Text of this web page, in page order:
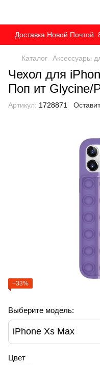
Доставка Новой Почтой:
Каталог Аксессуары
Чехол для
Поп ит Glycine/
Артикул: 1728871
−33%
Выберите модель:
iPhone Xs Max
Цвет